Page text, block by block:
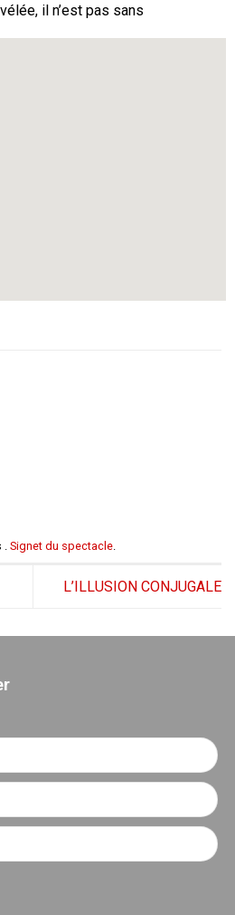
il n’est pas sans
sur l’amour, l’amitié et le
. Signet du spectacle.
L’ILLUSION CONJUGALE